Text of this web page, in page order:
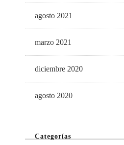
agosto 2021
marzo 2021
diciembre 2020
agosto 2020
Categorías